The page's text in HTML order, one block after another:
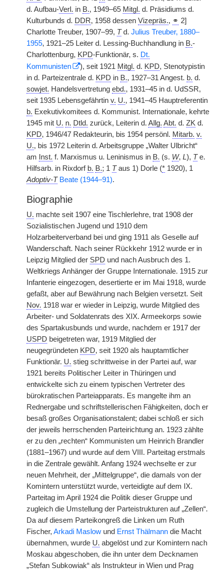
d. Aufbau-Verl. in B., 1949–65 Mitgl. d. Präsidiums d.
Kulturbunds d. DDR, 1958 dessen Vizepräs., ⚭ 2]
Charlotte Treuber, 1907–99, Td. Julius Treuber, 1880–
1955, 1921–25 Leiter d. Lessing-Buchhandlung in B.-
Charlottenburg, KPD-Funktionär, s. Dt.
Kommunisten
), seit 1921 Mitgl. d. KPD, Stenotypistin
in d. Parteizentrale d. KPD in B., 1927–31 Angest. b. d.
sowjet. Handelsvertretung ebd., 1931–45 in d. UdSSR,
seit 1935 Lebensgefährtin v. U., 1941–45 Hauptreferentin
b. Exekutivkomitees d. Kommunist. Internationale, kehrte
1945 mit U. n. Dtld. zurück, Leiterin d. Allg. Abt. d. ZK d.
KPD, 1946/47 Redakteurin, bis 1954 persönl. Mitarb. v.
U., bis 1972 Leiterin d. Arbeitsgruppe „Walter Ulbricht“
am
Inst. f. Marxismus u. Leninismus in B. (s. W, L), Te.
Hilfsarb. in Rixdorf b. B.; 1 Taus 1) Dorle (* 1920), 1
Adoptiv-T Beate (1944–91).
Biographie
U. machte seit 1907 eine Tischlerlehre, trat 1908 der
Sozialistischen Jugend und 1910 dem
Holzarbeiterverband bei und ging 1911 als Geselle auf
Wanderschaft. Nach seiner Rückkehr 1912 wurde er in
Leipzig Mitglied der SPD und nach Ausbruch des 1.
Weltkriegs Anhänger der Gruppe Internationale. 1915 zur
Infanterie eingezogen, desertierte er im Mai 1918, wurde
gefaßt, aber auf Bewährung nach Belgien versetzt. Seit
Nov. 1918 war er wieder in Leipzig, wurde Mitglied des
Arbeiter- und Soldatenrats des XIX. Armeekorps sowie
des Spartakusbunds und wurde, nachdem er 1917 der
USPD beigetreten war, 1919 Mitglied der
neugegründeten KPD, seit 1920 als hauptamtlicher
Funktionär. U. stieg schrittweise in der Partei auf, war
1921 bereits Politischer Leiter in Thüringen und
entwickelte sich zu einem typischen Vertreter des
bürokratischen Parteiapparats. Es mangelte ihm an
Rednergabe und schriftstellerischen Fähigkeiten, doch er
besaß großes Organisationstalent; dabei schloß er sich
der jeweils herrschenden Parteirichtung an. 1923 zählte
er zu den „rechten“ Kommunisten um Heinrich Brandler
(1881–1967) und wurde auf dem VIII. Parteitag erstmals
in die Zentrale gewählt. Anfang 1924 wechselte er zur
neuen Mehrheit, der „Mittelgruppe“, die damals von der
Komintern unterstützt wurde, verteidigte auf dem IX.
Parteitag im April 1924 die Politik dieser Gruppe und
zugleich die Umstellung der Parteistrukturen auf „Zellen“.
Da auf diesem Parteikongreß die Linken um Ruth
Fischer, Arkadi Maslow und Ernst Thälmann die Macht
übernahmen, wurde U. abgelöst und zur Komintern nach
Moskau abgeschoben, die ihn unter dem Decknamen
„Stefan Subkowiak“ als Instrukteur in Wien und Prag